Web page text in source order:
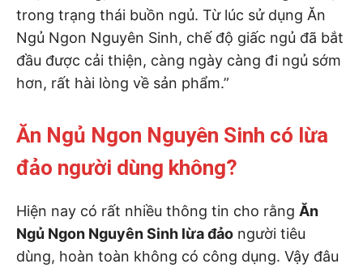
trong trạng thái buồn ngủ. Từ lúc sử dụng Ăn
Ngủ Ngon Nguyên Sinh, chế độ giấc ngủ đã bắt
đầu được cải thiện, càng ngày càng đi ngủ sớm
hơn, rất hài lòng về sản phẩm.”
Ăn Ngủ Ngon Nguyên Sinh có lừa
đảo người dùng không?
Hiện nay có rất nhiều thông tin cho rằng Ăn
Ngủ Ngon Nguyên Sinh lừa đảo người tiêu
dùng, hoàn toàn không có công dụng. Vậy đâu